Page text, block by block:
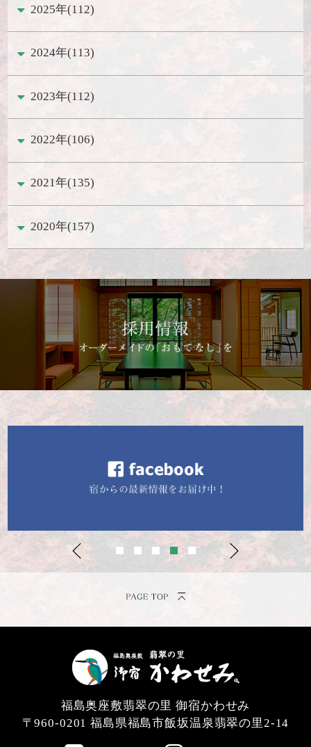
2025年(112)
2024年(113)
2023年(112)
2022年(106)
2021年(135)
2020年(157)
福島奥座敷翡翠の里 御宿かわせみ
〒960-0201福島県福島市飯坂温泉翡翠の里2-14